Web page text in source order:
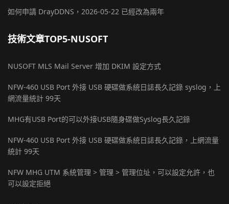
如何申請 DrayDDNS，2026-05-22 已經改為兩年
技術文章TOP5-NUSOFT
NUSOFT MLS Mail Server 增加 DKIM 設定方式
NFW-460 USB Port 外接 USB 硬碟做系統日誌長久記錄 syslog，上
網流量統計 99天
MHG有USB Port的可以外接USB隨身碟做Syslog長久記錄
NFW-460 USB Port 外接 USB 硬碟做系統日誌長久記錄，上網流量
統計 99天
NFW MHG UTM 系統管理 > 管理 > 管理位址，可以設定允許，也
可以設定拒絕